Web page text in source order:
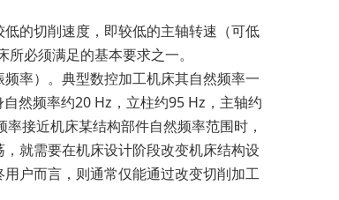
的切削速度，即较低的主轴转速（可低
必须满足的基本要求之一。
率）。典型数控加工机床其自然频率一
然频率约20 Hz，立柱约95 Hz，主轴约
接近机床某结构部件自然频率范围时，
就需要在机床设计阶段改变机床结构设
户而言，则通常仅能通过改变切削加工